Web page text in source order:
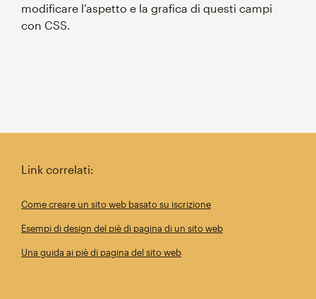
modificare l’aspetto e la grafica di questi campi
con CSS.
Link correlati:
Come creare un sito web basato su iscrizione
Esempi di design del piè di pagina di un sito web
Una guida ai piè di pagina del sito web